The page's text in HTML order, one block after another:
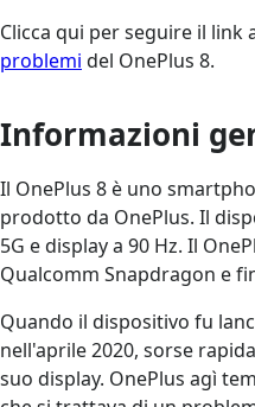
Clicca qui per seguire il link
problemi del OnePlus 8.
Informazioni
Il OnePlus 8 è uno
prodotto da OnePlus. Il
5G e display a 90 Hz. Il
Qualcomm Snapdragon e
Quando il dispositivo fu
nell'aprile 2020, sorse
suo display. OnePlus agì